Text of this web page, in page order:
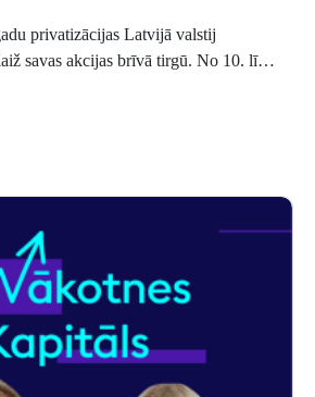
privatizācijas Latvijā valstij
savas akcijas brīvā tirgū. No 10. līdz
iedzīvotājs var pieteikties "LAU
kļūt par līdzīpašnieku uzņēmumā,
valdes priekšsēdētājs Vilnis
Armands Beiziķis.